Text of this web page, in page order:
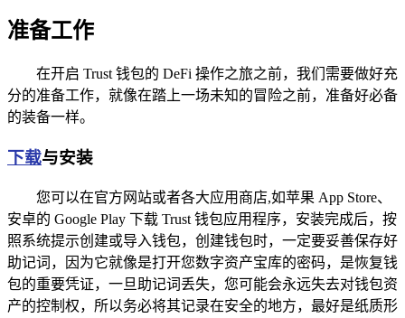
准备工作
在开启 Trust 钱包的 DeFi 操作之旅之前，我们需要做好充
分的准备工作，就像在踏上一场未知的冒险之前，准备好必备
的装备一样。
下载与安装
您可以在官方网站或者各大应用商店,如苹果 App Store、
安卓的 Google Play 下载 Trust 钱包应用程序，安装完成后，按
照系统提示创建或导入钱包，创建钱包时，一定要妥善保存好
助记词，因为它就像是打开您数字资产宝库的密码，是恢复钱
包的重要凭证，一旦助记词丢失，您可能会永远失去对钱包资
产的控制权，所以务必将其记录在安全的地方，最好是纸质形